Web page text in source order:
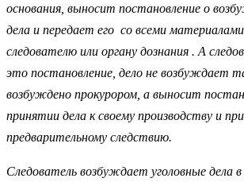
основания, выносит постановление о
дела и передает его со всеми материалами
следователю или органу дознания . А
это постановление, дело не возбуждает
возбуждено прокурором, а выносит
принятии дела к своему производству и
предварительному следствию.
Следователь возбуждает уголовные дела в